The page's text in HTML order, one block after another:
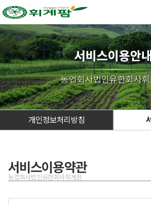
서비스이용안
농업회사법인유한회사
개인정보처리방침
서비스이용약관
농업회사법인유한회사휘게팜